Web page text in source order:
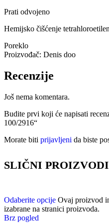
Prati odvojeno
Hemijsko čišćenje
Poreklo
Proizvođač: Denis doo
Recenzije
Još nema komentara.
Budite prvi koji će napisati
100/2916“
Morate biti prijavljeni da biste
SLIČNI PROIZVODI
Odaberite opcije Ovaj proizvod
izabrane na stranici proizvoda.
Brz pogled